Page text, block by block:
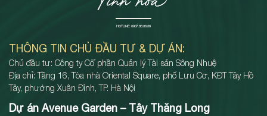
HOTLINE:0907.88.36.36
THÔNG TIN CHỦ ĐẦU TƯ & DỰ ÁN:
Chủ đầu tư: Công ty Cổ phần Quản lý Tài sản Sông Nhuệ
Địa chỉ: Tầng 16, Tòa nhà Oriental Square, phố Lưu Cơ, KĐT Tây Hồ
Tây, phường Xuân Đỉnh, TP. Hà Nội
Dự án Avenue Garden – Tây Thăng Long